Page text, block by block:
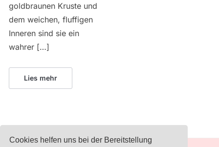
Cookies helfen uns bei der Bereitstellung
goldbraunen Kruste und
dem weichen, fluffigen
Inneren sind sie ein
wahrer […]
Lies mehr